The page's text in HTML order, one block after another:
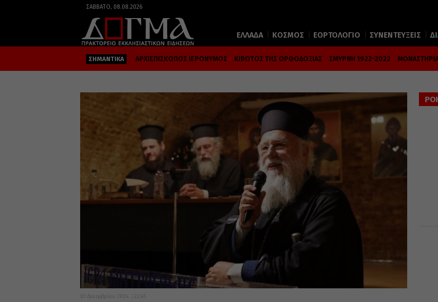
ΣΆΒΒΑΤΟ, 08.08.2026
ΕΛΛΑΔΑ ΚΟΣΜΟΣ ΕΟΡΤΟΛΟΓΙΟ ΣΥΝΕΝΤΕΥΞΕΙΣ
ΣΗΜΑΝΤΙΚΑ ΑΡΧΙΕΠΙΣΚΟΠΟΣ ΙΕΡΩΝΥΜΟΣ ΚΙΒΩΤΟΣ ΤΗΣ ΟΡΘΟΔΟΞΙΑΣ ΣΜΥΡΝΗ 1922-2022
01 Δεκεμβρίου 2024 22:45